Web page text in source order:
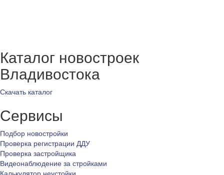
Каталог новостроек
Владивостока
Скачать каталог
Сервисы
Подбор новостройки
Проверка регистрации ДДУ
Проверка застройщика
Видеонаблюдение за стройками
Калькулятор неустойки